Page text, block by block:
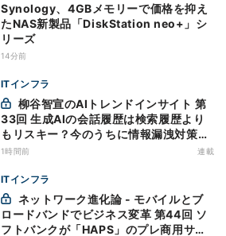
Synology、4GBメモリーで価格を抑え
たNAS新製品「DiskStation neo+」シ
リーズ
14分前
ITインフラ
33回 生成AIの会話履歴は検索履歴より
もリスキー？今のうちに情報漏洩対策を
万全にしておこう
1時間前 連載
ITインフラ
ロードバンドでビジネス変革 第44回 ソ
フトバンクが「HAPS」のプレ商用サー